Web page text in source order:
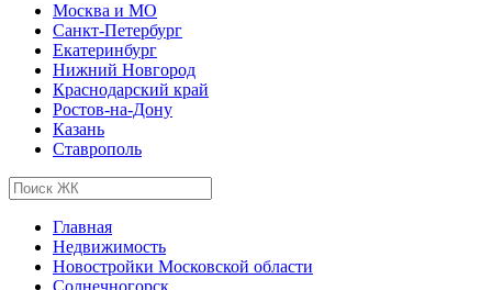
Москва и МО
Санкт-Петербург
Екатеринбург
Нижний Новгород
Краснодарский край
Ростов-на-Дону
Казань
Ставрополь
Главная
Недвижимость
Новостройки Московской области
Солнечногорск